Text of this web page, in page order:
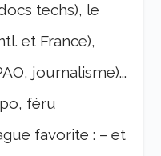
techs), le
et France),
journalisme)...
féru
favorite : – et